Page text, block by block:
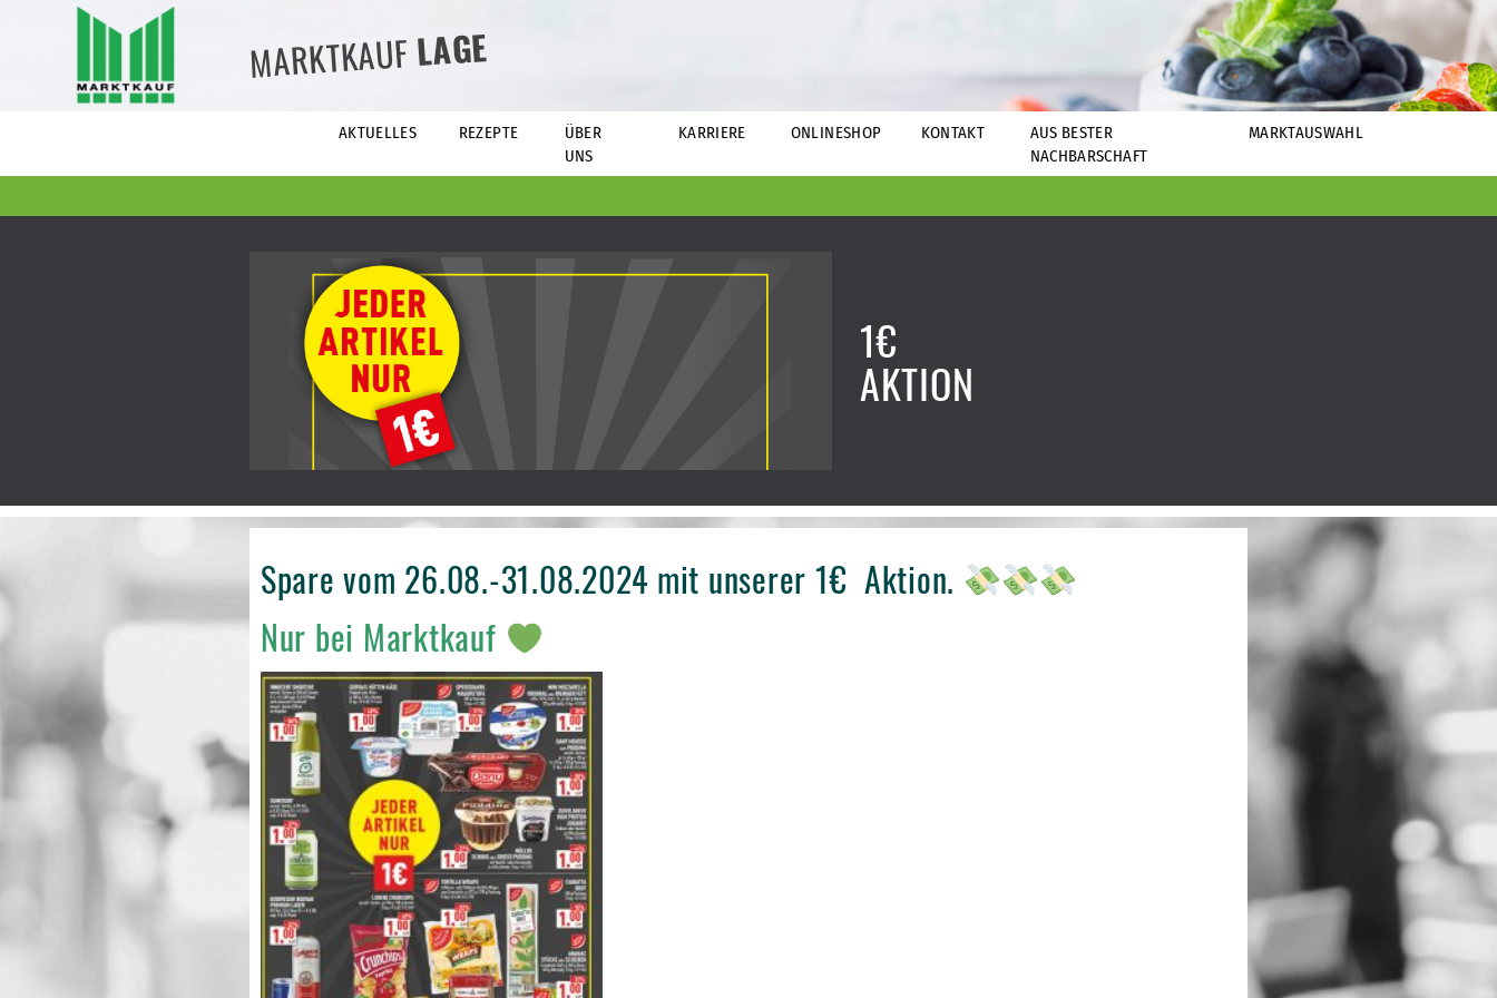
MARKTKAUFLAGE
AKTUELLES REZEPTE
ÜBER
UNS
KARRIERE ONLINESHOP KONTAKT
AUS BESTER
NACHBARSCHAFT
MARKTAUSWAHL
1€
AKTION
Spare vom 26.08.-31.08.2024 mit unserer 1€ Aktion.
Nur bei Marktkauf